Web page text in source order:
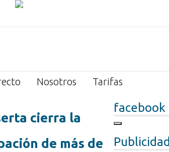
Nosotros Tarifas
facebook
Publicidad
cierra la
de más de